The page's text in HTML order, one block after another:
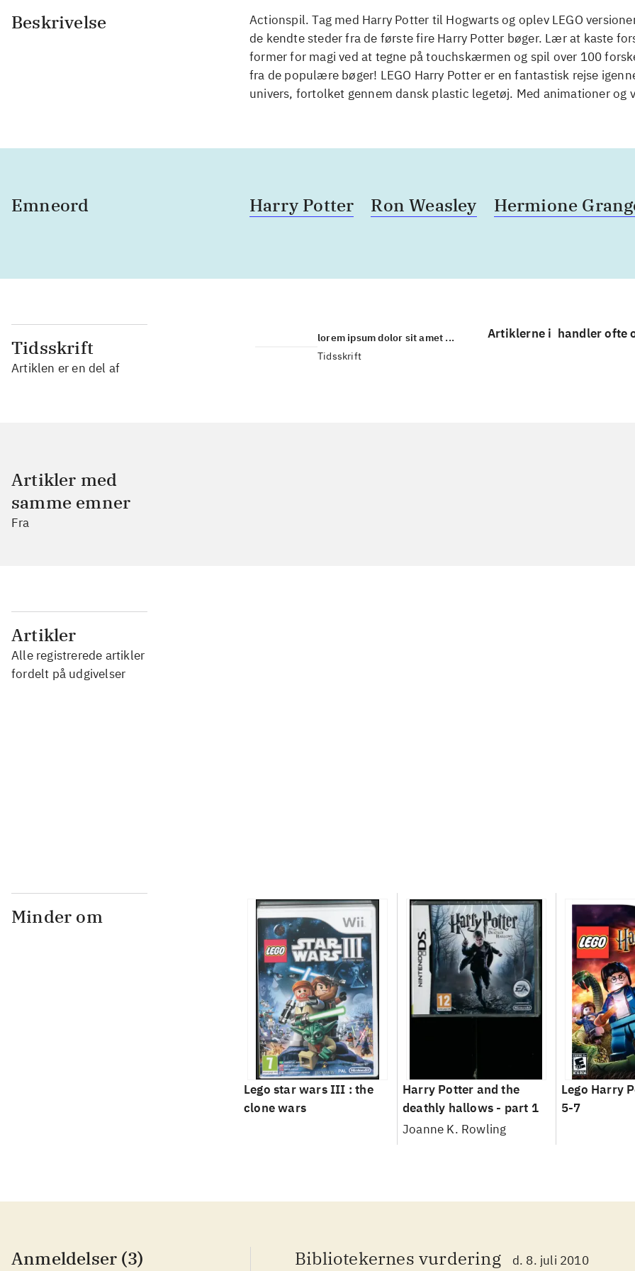
Beskrivelse
Actionspil. Tag med Harry Potter til Hogwarts og oplev LEGO
de kendte steder fra de første fire Harry Potter bøger. Lær at kaste
former for magi ved at tegne på touchskærmen og spil over 100
fra de populære bøger! LEGO Harry Potter er en fantastisk rejse
univers, fortolket gennem dansk plastic legetøj. Med animationer og
Emneord Harry Potter Ron Weasley Hermione
Tidsskrift
Artiklen er en del af
lorem ipsum dolor sit amet ...
Tidsskrift
Artiklerne i handler ofte
Artikler med
samme emner
Fra
Artikler
Alle registrerede artikler
fordelt på udgivelser
Minder om
Lego star wars III : the
clone wars
Harry Potter and the
deathly hallows - part 1
Joanne K. Rowling
Lego Harry
5-7
Anmeldelser (3) Bibliotekernes vurdering d. 8. juli 2010